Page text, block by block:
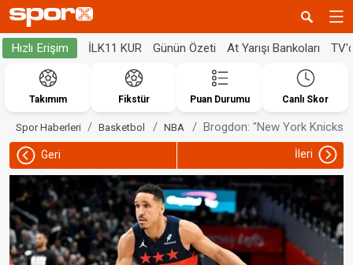
Hızlı Erişim İLK11 KUR Günün Özeti At Yarışı Bankoları
Takımım Fikstür Puan Durumu Canlı Skor
Spor Haberleri Basketbol NBA Brogdon: "New York
Geri İleri